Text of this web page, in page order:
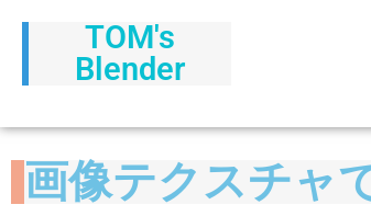
TOM's
Blender
画像テクスチャ